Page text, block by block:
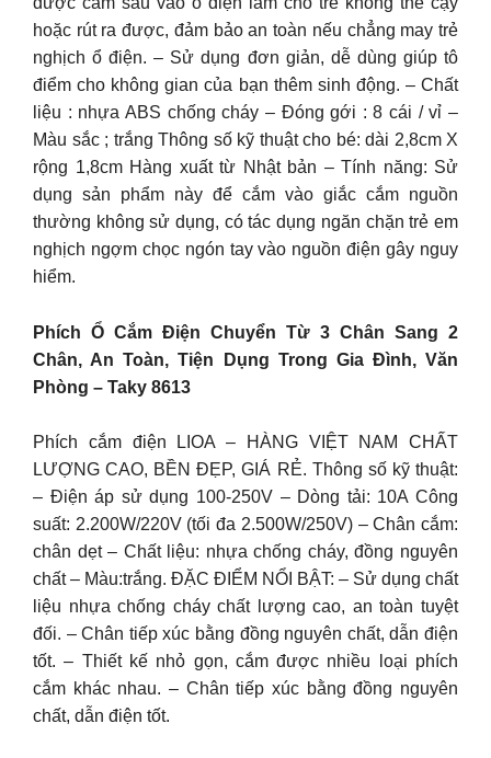
hoặc rút ra được, đảm bảo an toàn nếu chẳng may trẻ
nghịch ổ điện. – Sử dụng đơn giản, dễ dùng giúp tô
điểm cho không gian của bạn thêm sinh động. – Chất
liệu : nhựa ABS chống cháy – Đóng gới : 8 cái / vỉ –
Màu sắc ; trắng Thông số kỹ thuật cho bé: dài 2,8cm X
rộng 1,8cm Hàng xuất từ Nhật bản – Tính năng: Sử
dụng sản phẩm này để cắm vào giắc cắm nguồn
thường không sử dụng, có tác dụng ngăn chặn trẻ em
nghịch ngợm chọc ngón tay vào nguồn điện gây nguy
hiểm.
Phích Ổ Cắm Điện Chuyển Từ 3 Chân Sang 2
Chân, An Toàn, Tiện Dụng Trong Gia Đình, Văn
Phòng – Taky 8613
Phích cắm điện LIOA – HÀNG VIỆT NAM CHẤT
LƯỢNG CAO, BỀN ĐẸP, GIÁ RẺ. Thông số kỹ thuật:
– Điện áp sử dụng 100-250V – Dòng tải: 10A Công
suất: 2.200W/220V (tối đa 2.500W/250V) – Chân cắm:
chân dẹt – Chất liệu: nhựa chống cháy, đồng nguyên
chất – Màu:trắng. ĐẶC ĐIỂM NỔI BẬT: – Sử dụng chất
liệu nhựa chống cháy chất lượng cao, an toàn tuyệt
đối. – Chân tiếp xúc bằng đồng nguyên chất, dẫn điện
tốt. – Thiết kế nhỏ gọn, cắm được nhiều loại phích
cắm khác nhau. – Chân tiếp xúc bằng đồng nguyên
chất, dẫn điện tốt.